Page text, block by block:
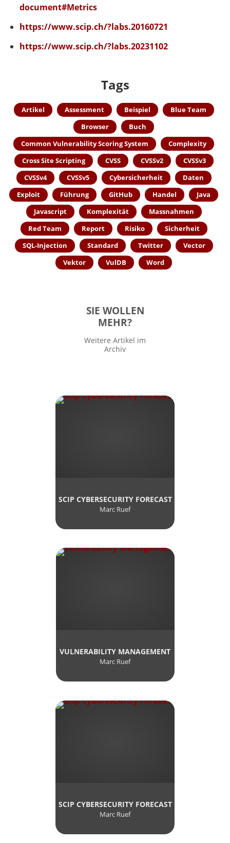
document#Metrics
https://www.scip.ch/?labs.20160721
https://www.scip.ch/?labs.20231102
Tags
Artikel Assessment Beispiel
Blue Team
Browser
Buch
Common Vulnerability Scoring System
Complexity
Cross Site Scripting
CVSS CVSSv2
CVSSv3
CVSSv4
CVSSv5 Cybersicherheit
Daten
Exploit
Führung GitHub Handel
Java
Javascript
Komplexität
Massnahmen
Red Team
Report Risiko
Sicherheit
SQL-Injection Standard Twitter
Vector
Vektor
VulDB Word
SIE WOLLEN
MEHR?
Weitere Artikel im
Archiv
SCIP CYBERSECURITY FORECAST
Marc Ruef
VULNERABILITY MANAGEMENT
Marc Ruef
SCIP CYBERSECURITY FORECAST
Marc Ruef